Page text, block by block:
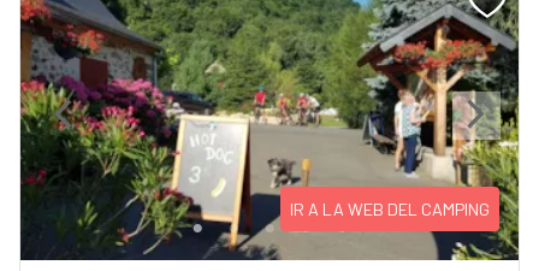
Previous Next
IR A LA WEB DEL CAMPING